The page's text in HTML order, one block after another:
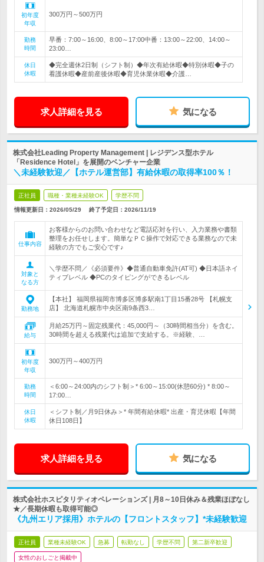
初年度
年収
300万円～500万円
勤務
時間
早番：7:00～16:00、8:00～17:00中番：13:00～22:00、14:00～
23:00…
休日
休暇
◆完全週休2日制（シフト制）◆年次有給休暇◆特別休暇◆子の
看護休暇◆産前産後休暇◆育児休業休暇◆介護…
求人詳細を見る 気になる
株式会社Leading Property Management | レジデンス型ホテル
「Residence Hotel」を展開のベンチャー企業
＼未経験歓迎／【ホテル運営部】有給休暇の取得率100％！
正社員 職種・業種未経験OK 学歴不問
情報更新日：2026/05/29 終了予定日： 2026/11/19
仕事内容
お客様からのお問い合わせなど電話応対を行い、入力業務や書類
整理をお任せします。簡単なＰＣ操作で対応できる業務なので未
経験の方でもご安心です♪
対象と
なる方
＼学歴不問／《必須要件》◆普通自動車免許(AT可) ◆日本語ネイ
ティブレベル ◆PCのタイピングができるレベル
勤務地
【本社】 福岡県福岡市博多区博多駅南1丁目15番28号 【札幌支
店】 北海道札幌市中央区南9条西3…
給与
月給25万円～固定残業代：45,000円～（30時間相当分）を含む。
30時間を超える残業代は追加で支給する。※経験、…
初年度
年収
300万円～400万円
勤務
時間
＜6:00～24:00内のシフト制＞* 6:00～15:00(休憩60分) * 8:00～
17:00…
休日
休暇
＜シフト制／月9日休み＞* 年間有給休暇* 出産・育児休暇【年間
休日108日】
求人詳細を見る 気になる
株式会社ホスピタリティオペレーションズ | 月8～10日休み＆残業ほぼなし
★／長期休暇も取得可能◎
《九州エリア採用》ホテルの【フロントスタッフ】*未経験歓迎
正社員 業種未経験OK 急募 転勤なし 学歴不問 第二新卒歓迎
女性のおしごと掲載中